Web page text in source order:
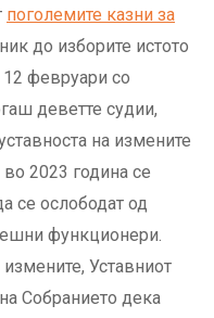
поголемите казни за
до изборите истото
12 февруари со
деветте судии,
на измените
2023 година се
се ослободат од
функционери.
Уставниот
Собранието дека